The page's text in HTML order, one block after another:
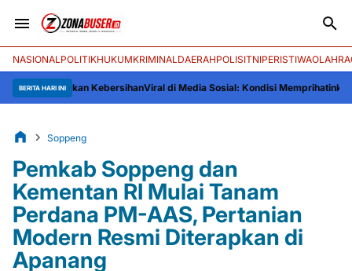
NASIONALPOLITIKHUKUMKRIMINALDAERAHPOLISITNIPERISTIWA
BERITA HARI INIKebersihanViral di Media Sosial: Kondisi Memprihatinkan WNI dari
Soppeng
Pemkab Soppeng dan
Kementan RI Mulai Tanam
Perdana PM-AAS, Pertanian
Modern Resmi Diterapkan di
Apanang